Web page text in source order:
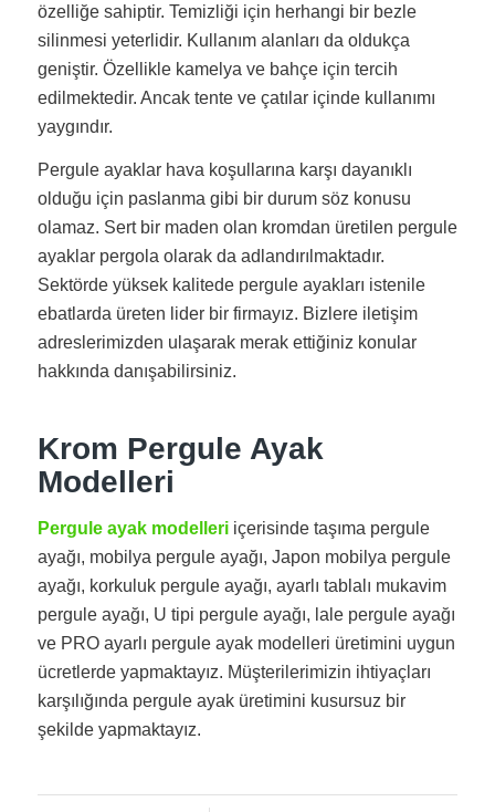
özelliğe sahiptir. Temizliği için herhangi bir bezle
silinmesi yeterlidir. Kullanım alanları da oldukça
geniştir. Özellikle kamelya ve bahçe için tercih
edilmektedir. Ancak tente ve çatılar içinde kullanımı
yaygındır.
Pergule ayaklar hava koşullarına karşı dayanıklı
olduğu için paslanma gibi bir durum söz konusu
olamaz. Sert bir maden olan kromdan üretilen pergule
ayaklar pergola olarak da adlandırılmaktadır.
Sektörde yüksek kalitede pergule ayakları istenile
ebatlarda üreten lider bir firmayız. Bizlere iletişim
adreslerimizden ulaşarak merak ettiğiniz konular
hakkında danışabilirsiniz.
Krom Pergule Ayak
Modelleri
Pergule ayak modelleriiçerisinde taşıma pergule
ayağı, mobilya pergule ayağı, Japon mobilya pergule
ayağı, korkuluk pergule ayağı, ayarlı tablalı mukavim
pergule ayağı, U tipi pergule ayağı, lale pergule ayağı
ve PRO ayarlı pergule ayak modelleri üretimini uygun
ücretlerde yapmaktayız. Müşterilerimizin ihtiyaçları
karşılığında pergule ayak üretimini kusursuz bir
şekilde yapmaktayız.